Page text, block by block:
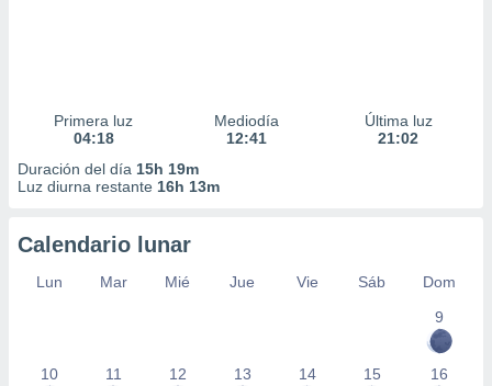
Primera luz
04:18
Mediodía
12:41
Última luz
21:02
Duración del día 15h 19m
Luz diurna restante 16h 13m
Calendario lunar
Lun Mar Mié Jue Vie Sáb
Dom
9
10 11 12 13 14 15 16